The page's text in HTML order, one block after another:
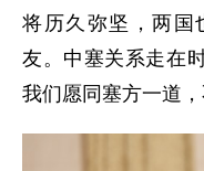
将历久弥坚，两国
友。中塞关系走在
我们愿同塞方一道